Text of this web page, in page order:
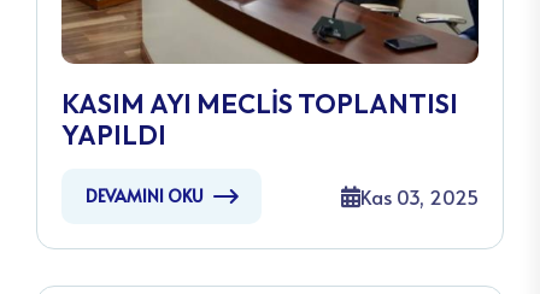
KASIM AYI MECLİS TOPLANTISI
YAPILDI
DEVAMINI OKU Kas 03, 2025